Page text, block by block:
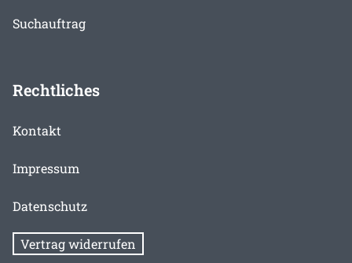
Suchauftrag
Rechtliches
Kontakt
Impressum
Datenschutz
Vertrag widerrufen